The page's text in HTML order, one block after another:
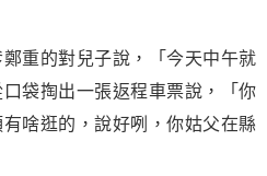
的對兒子說，「今天中午就
袋掏出一張返程車票說，「你
啥逛的，說好咧，你姑父在縣